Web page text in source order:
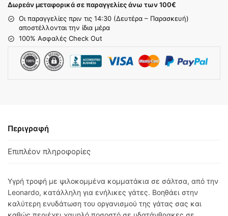
Δωρεάν μεταφορικά σε παραγγελίες άνω των 100€
Οι παραγγελίες πριν τις 14:30 (Δευτέρα – Παρασκευή)
αποστέλλονται την ίδια μέρα
100% Ασφαλές Check Out
Περιγραφή
Επιπλέον πληροφορίες
Υγρή τροφή με ψιλοκομμένα κομματάκια σε σάλτσα, από την
Leonardo, κατάλληλη για ενήλικες γάτες. Βοηθάει στην
καλύτερη ενυδάτωση του οργανισμού της γάτας σας και